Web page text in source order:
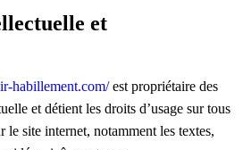
et
habillement.com/est propriétaire des
et détient les droits d’usage sur tous
le site internet, notamment les textes,